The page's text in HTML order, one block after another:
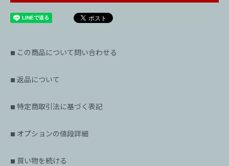
■ この商品について問い合わせる
■ 返品について
■ 特定商取引法に基づく表記
■ オプションの値段詳細
■ 買い物を続ける